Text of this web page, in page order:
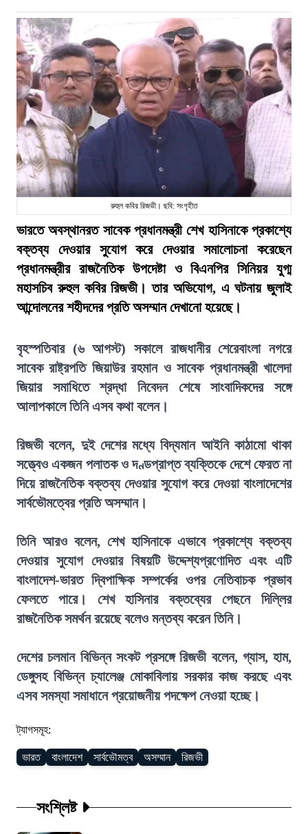
রুহুল কবির রিজভী। ছবি: সংগৃহীত
ভারতে অবস্থানরত সাবেক প্রধানমন্ত্রী শেখ হাসিনাকে প্রকাশ্যে
বক্তব্য দেওয়ার সুযোগ করে দেওয়ার সমালোচনা করেছেন
প্রধানমন্ত্রীর রাজনৈতিক উপদেষ্টা ও বিএনপির সিনিয়র যুগ্ম
মহাসচিব রুহুল কবির রিজভী। তার অভিযোগ, এ ঘটনায় জুলাই
আন্দোলনের শহীদদের প্রতি অসম্মান দেখানো হয়েছে।
বৃহস্পতিবার (৬ আগস্ট) সকালে রাজধানীর শেরেবাংলা নগরে
সাবেক রাষ্ট্রপতি জিয়াউর রহমান ও সাবেক প্রধানমন্ত্রী খালেদা
জিয়ার সমাধিতে শ্রদ্ধা নিবেদন শেষে সাংবাদিকদের সঙ্গে
আলাপকালে তিনি এসব কথা বলেন।
রিজভী বলেন, দুই দেশের মধ্যে বিদ্যমান আইনি কাঠামো থাকা
সত্ত্বেও একজন পলাতক ও দণ্ডপ্রাপ্ত ব্যক্তিকে দেশে ফেরত না
দিয়ে রাজনৈতিক বক্তব্য দেওয়ার সুযোগ করে দেওয়া বাংলাদেশের
সার্বভৌমত্বের প্রতি অসম্মান।
তিনি আরও বলেন, শেখ হাসিনাকে এভাবে প্রকাশ্যে বক্তব্য
দেওয়ার সুযোগ দেওয়ার বিষয়টি উদ্দেশ্যপ্রণোদিত এবং এটি
বাংলাদেশ-ভারত দ্বিপাক্ষিক সম্পর্কের ওপর নেতিবাচক প্রভাব
ফেলতে পারে। শেখ হাসিনার বক্তব্যের পেছনে দিল্লির
রাজনৈতিক সমর্থন রয়েছে বলেও মন্তব্য করেন তিনি।
দেশের চলমান বিভিন্ন সংকট প্রসঙ্গে রিজভী বলেন, গ্যাস, হাম,
ডেঙ্গুসহ বিভিন্ন চ্যালেঞ্জ মোকাবিলায় সরকার কাজ করছে এবং
এসব সমস্যা সমাধানে প্রয়োজনীয় পদক্ষেপ নেওয়া হচ্ছে।
ট্যাগসমূহ:
ভারত বাংলাদেশ সার্বভৌমত্ব অসম্মান রিজভী
সংশ্লিষ্ট